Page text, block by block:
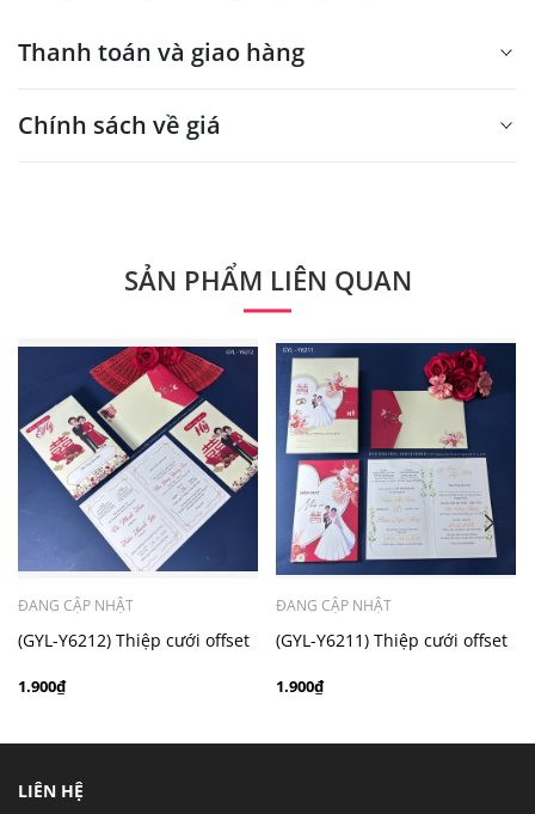
Thanh toán và giao hàng
Chính sách về giá
Quý khách vui lòng liên hệ để có thông tin chính xác.
- Mẫu dưới 3000 giá chưa bao gồm bản đồ, quý khách
có nhu cầu in bản đồ sẽ có mức phí 300 - 500 đồng 1
thiệp tuỳ chất liệu.
SẢN PHẨM LIÊN QUAN
ĐANG CẬP NHẬT
(GYL-Y6212) Thiệp cưới offset
1.900₫
ĐANG CẬP NHẬT
(GYL-Y6211) Thiệp cưới offset
1.900₫
LIÊN HỆ